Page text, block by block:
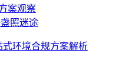
案观察
照迷途
环境合规方案解析